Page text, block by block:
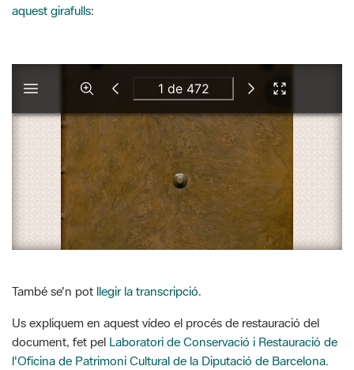
aquest girafulls:
També se'n pot llegir la transcripció.
Us expliquem en aquest vídeo el procés de restauració del
document, fet pel Laboratori de Conservació i Restauració de
l'Oficina de Patrimoni Cultural de la Diputació de Barcelona.